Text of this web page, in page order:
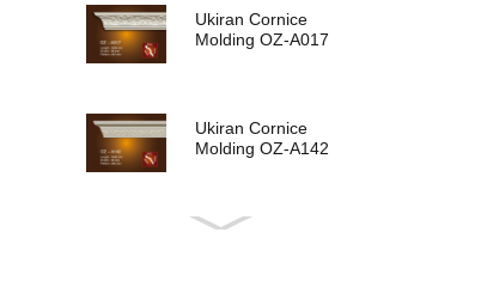
Ukiran Cornice
Molding OZ-A017
Ukiran Cornice
Molding OZ-A142